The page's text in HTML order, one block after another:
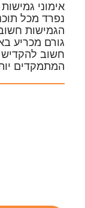
אימוני
נפרד מכל
הגמישות
גורם מכריע
חשוב להקדיש
המתמקדים